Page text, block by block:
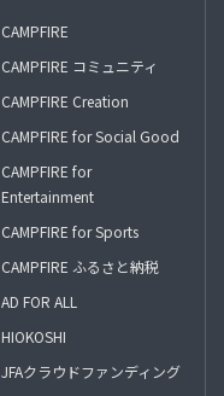
CAMPFIRE
CAMPFIRE コミュニティ
CAMPFIRE Creation
CAMPFIRE for Social Good
CAMPFIRE for
Entertainment
CAMPFIRE for Sports
CAMPFIRE ふるさと納税
AD FOR ALL
HIOKOSHI
JFAクラウドファンディング